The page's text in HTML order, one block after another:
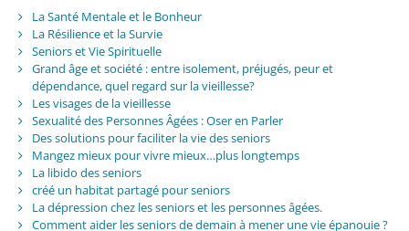
La Santé Mentale et le Bonheur
La Résilience et la Survie
Seniors et Vie Spirituelle
Grand âge et société : entre isolement, préjugés, peur et
dépendance, quel regard sur la vieillesse?
Les visages de la vieillesse
Sexualité des Personnes Âgées : Oser en Parler
Des solutions pour faciliter la vie des seniors
Mangez mieux pour vivre mieux…plus longtemps
La libido des seniors
créé un habitat partagé pour seniors
La dépression chez les seniors et les personnes âgées.
Comment aider les seniors de demain à mener une vie épanouie ?